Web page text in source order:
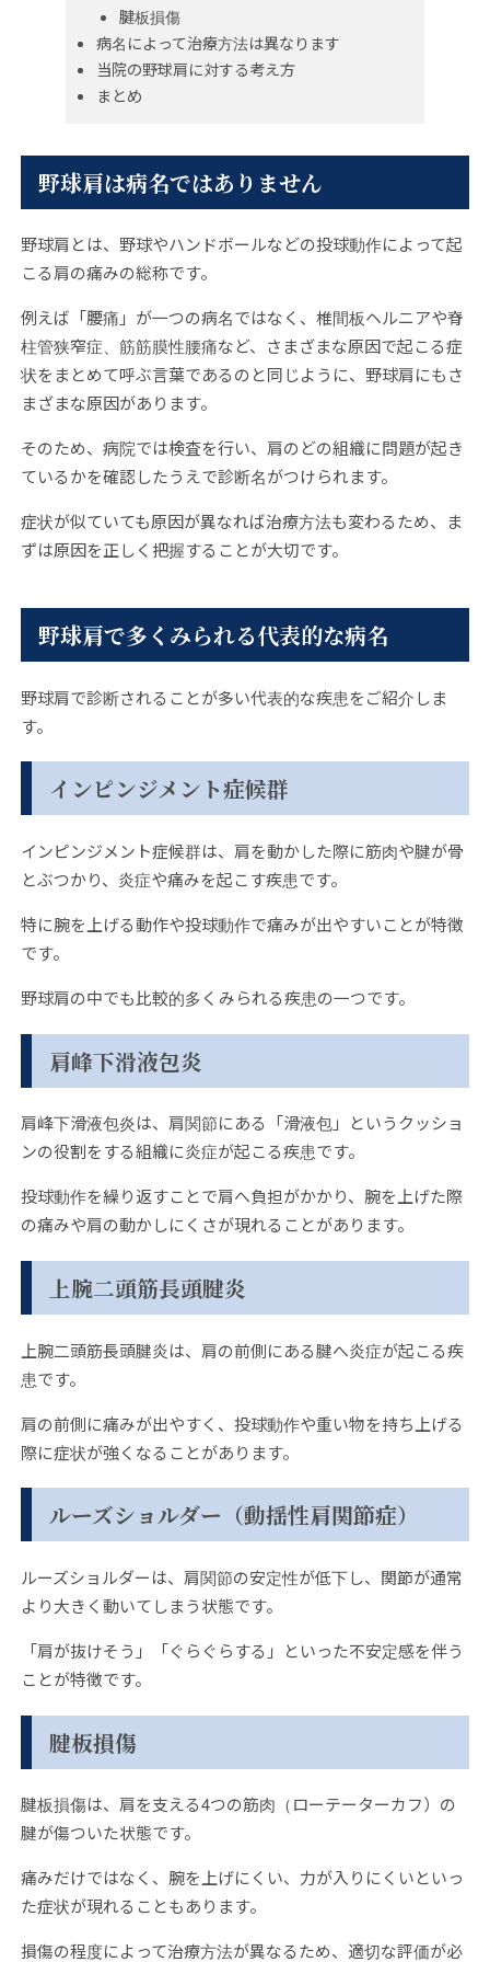
腱板損傷
病名によって治療方法は異なります
当院の野球肩に対する考え方
まとめ
野球肩は病名ではありません
野球肩とは、野球やハンドボールなどの投球動作によって起
こる肩の痛みの総称です。
例えば「腰痛」が一つの病名ではなく、椎間板ヘルニアや脊
柱管狭窄症、筋筋膜性腰痛など、さまざまな原因で起こる症
状をまとめて呼ぶ言葉であるのと同じように、野球肩にもさ
まざまな原因があります。
そのため、病院では検査を行い、肩のどの組織に問題が起き
ているかを確認したうえで診断名がつけられます。
症状が似ていても原因が異なれば治療方法も変わるため、ま
ずは原因を正しく把握することが大切です。
野球肩で多くみられる代表的な病名
野球肩で診断されることが多い代表的な疾患をご紹介しま
す。
インピンジメント症候群
インピンジメント症候群は、肩を動かした際に筋肉や腱が骨
とぶつかり、炎症や痛みを起こす疾患です。
特に腕を上げる動作や投球動作で痛みが出やすいことが特徴
です。
野球肩の中でも比較的多くみられる疾患の一つです。
肩峰下滑液包炎
肩峰下滑液包炎は、肩関節にある「滑液包」というクッショ
ンの役割をする組織に炎症が起こる疾患です。
投球動作を繰り返すことで肩へ負担がかかり、腕を上げた際
の痛みや肩の動かしにくさが現れることがあります。
上腕二頭筋長頭腱炎
上腕二頭筋長頭腱炎は、肩の前側にある腱へ炎症が起こる疾
患です。
肩の前側に痛みが出やすく、投球動作や重い物を持ち上げる
際に症状が強くなることがあります。
ルーズショルダー（動揺性肩関節症）
ルーズショルダーは、肩関節の安定性が低下し、関節が通常
より大きく動いてしまう状態です。
「肩が抜けそう」「ぐらぐらする」といった不安定感を伴う
ことが特徴です。
腱板損傷
腱板損傷は、肩を支える4つの筋肉（ローテーターカフ）の
腱が傷ついた状態です。
痛みだけではなく、腕を上げにくい、力が入りにくいといっ
た症状が現れることもあります。
損傷の程度によって治療方法が異なるため、適切な評価が必